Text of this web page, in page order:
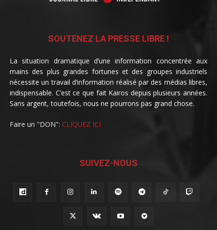
SOUTENEZ LA PRESSE LIBRE !
La situation dramatique d’une information concentrée aux
mains des plus grandes fortunes et des groupes industriels
nécessite un travail d’information réalisé par des médias libres,
indispensable. C’est ce que fait Kairos depuis plusieurs années.
Sans argent, toutefois, nous ne pourrons pas grand chose.
Faire un "DON": CLIQUEZ ICI
SUIVEZ-NOUS